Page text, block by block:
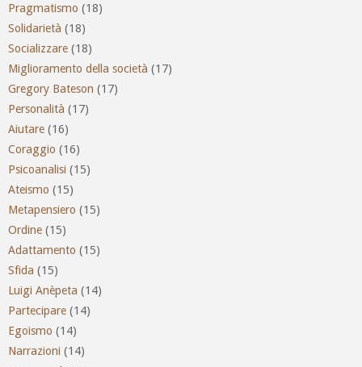
Pragmatismo (18)
Solidarietà (18)
Socializzare (18)
Miglioramento della società (17)
Gregory Bateson (17)
Personalità (17)
Aiutare (16)
Coraggio (16)
Psicoanalisi (15)
Ateismo (15)
Metapensiero (15)
Ordine (15)
Adattamento (15)
Sfida (15)
Luigi Anèpeta (14)
Partecipare (14)
Egoismo (14)
Narrazioni (14)